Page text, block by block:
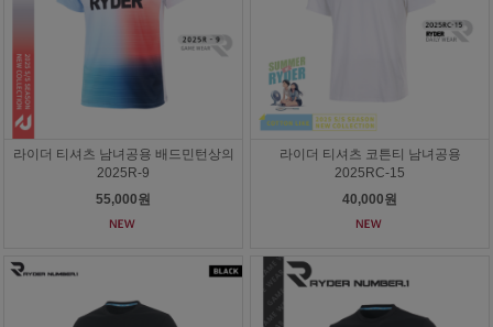
라이더 티셔츠 남녀공용 배드민턴상의
2025R-9
55,000원
라이더 티셔츠 코튼티 남녀공용
2025RC-15
40,000원